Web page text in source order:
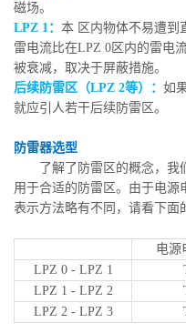
磁场。
LPZ 1： 本 区内物体不易遭到
雷电流比在LPZ 0区内的雷电
被衰减，取决于屏蔽措施。
后续防雷区（LPZ 2等）： 如
就应引人若干后续防雷区。
防雷器选型
了解了防雷区的概念，
用于合适的防雷区。由于电源
表示方法略有不同，请看下面
电源
LPZ 0 - LPZ 1
LPZ 1 - LPZ 2
LPZ 2 - LPZ 3